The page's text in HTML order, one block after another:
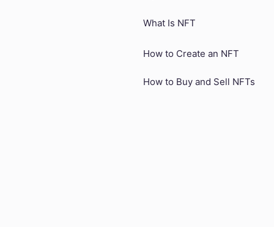
What Is NFT
How to Create an NFT
How to Buy and Sell NFTs